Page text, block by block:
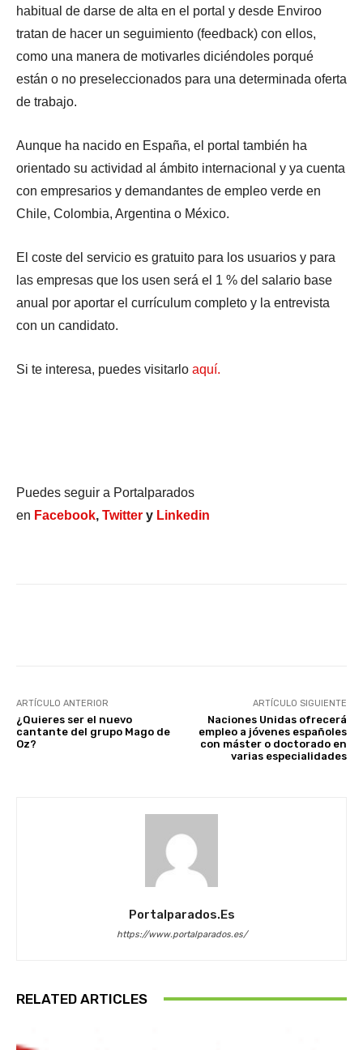
habitual de darse de alta en el portal y desde Enviroo
tratan de hacer un seguimiento (feedback) con ellos,
como una manera de motivarles diciéndoles porqué
están o no preseleccionados para una determinada oferta
de trabajo.
Aunque ha nacido en España, el portal también ha
orientado su actividad al ámbito internacional y ya cuenta
con empresarios y demandantes de empleo verde en
Chile, Colombia, Argentina o México.
El coste del servicio es gratuito para los usuarios y para
las empresas que los usen será el 1 % del salario base
anual por aportar el currículum completo y la entrevista
con un candidato.
Si te interesa, puedes visitarlo aquí.
Puedes seguir a Portalparados
en Facebook, Twitter y Linkedin
ARTÍCULO ANTERIOR
¿Quieres ser el nuevo
cantante del grupo Mago de
Oz?
ARTÍCULO SIGUIENTE
Naciones Unidas ofrecerá
empleo a jóvenes españoles
con máster o doctorado en
varias especialidades
Portalparados.es
https://www.portalparados.es/
RELATED ARTICLES